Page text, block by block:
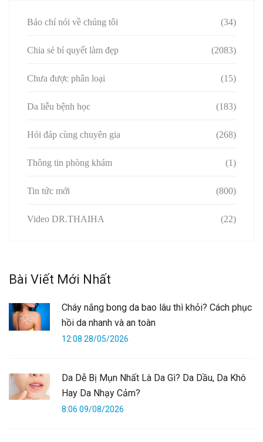
Báo chí nói về chúng tôi (34)
Chia sẻ bí quyết làm đẹp (2083)
Chưa được phân loại (15)
Da liễu bệnh học (183)
Hỏi đáp cùng chuyên gia (268)
Thông tin phòng khám (1)
Tin tức mới (800)
Video DR.THAIHA (22)
Bài Viết Mới Nhất
Cháy nắng bong da bao lâu thì khỏi? Cách phục
hồi da nhanh và an toàn
12:08 28/05/2026
Da Dễ Bị Mụn Nhất Là Da Gì? Da Dầu, Da Khô
Hay Da Nhạy Cảm?
8:06 09/08/2026